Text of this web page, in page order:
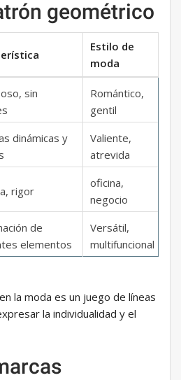
geométrico
Estilo de
moda
sin
Romántico,
gentil
dinámicas y
Valiente,
atrevida
rigor
oficina,
negocio
de
elementos
Versátil,
multifuncional
la moda es un juego de líneas
la individualidad y el